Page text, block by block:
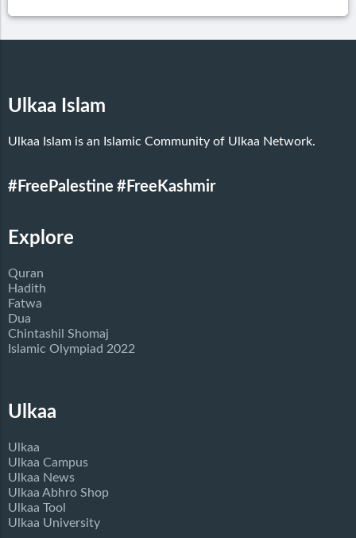
Ulkaa Islam
Ulkaa Islam is an Islamic Community of Ulkaa Network.
#FreePalestine #FreeKashmir
Explore
Quran
Hadith
Fatwa
Dua
Chintashil Shomaj
Islamic Olympiad 2022
Ulkaa
Ulkaa
Ulkaa Campus
Ulkaa News
Ulkaa Abhro Shop
Ulkaa Tool
Ulkaa University